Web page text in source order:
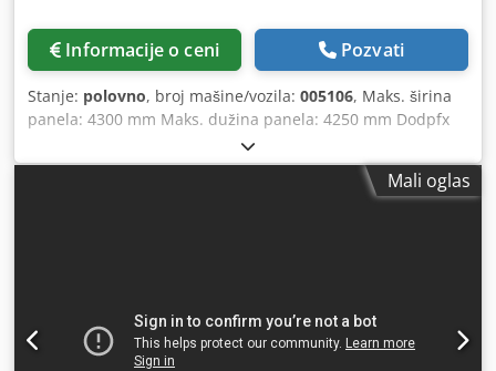
Informacije o ceni Pozvati
Stanje: polovno, broj mašine/vozila: 005106, Maks. širina
panela: 4300 mm Maks. dužina panela: 4250 mm Dodpfx
Abjyg Edmexeck Mak. glavna ploča testere: 95 mm
Mali oglas